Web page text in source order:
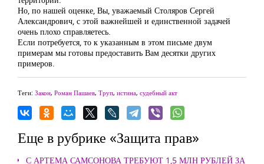
Но, по нашей оценке, Вы, уважаемый Столяров Сергей
Александрович, с этой важнейшей и единственной задачей
очень плохо справляетесь.
Если потребуется, то к указанным в этом письме двум
примерам мы готовы предоставить Вам десятки других
примеров.
Теги: Закон, Роман Пашаев, Труп, истина, судебный акт
Еще в рубрике «Защита прав»
С АРТЕМА САМСОНОВА ТРЕБУЮТ 1,5 МЛН РУБЛЕЙ ЗА